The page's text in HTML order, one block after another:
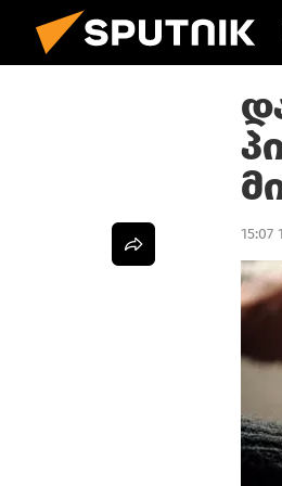
15:07